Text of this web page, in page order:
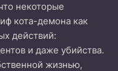
некоторые
кота-демона как
действий:
и даже убийства.
жизнью,